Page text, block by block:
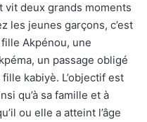
vit deux grands moments
les jeunes garçons, c’est
Akpénou, une
un passage obligé
kabiyè. L’objectif est
qu’à sa famille et à
ou elle a atteint l’âge